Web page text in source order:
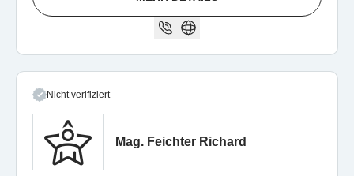
Nicht verifiziert
Mag. Feichter Richard